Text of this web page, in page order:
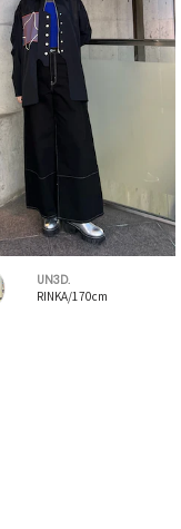
UN3D.
RINKA/170cm